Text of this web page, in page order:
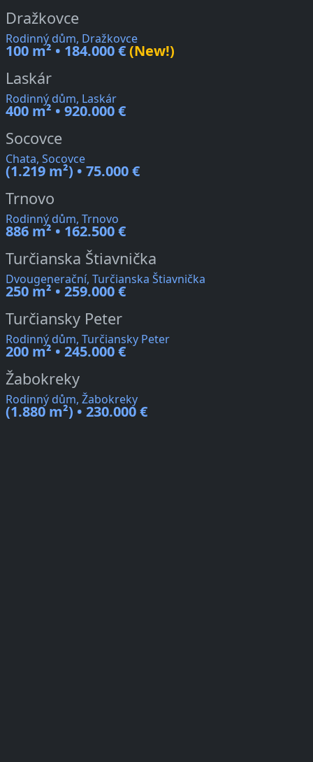
Dražkovce
Rodinný dům, Dražkovce
100 m² • 184.000 €(New!)
Laskár
Rodinný dům, Laskár
400 m² • 920.000 €
Socovce
Chata, Socovce
(1.219 m²) • 75.000 €
Trnovo
Rodinný dům, Trnovo
886 m² • 162.500 €
Turčianska Štiavnička
Dvougenerační, Turčianska Štiavnička
250 m² • 259.000 €
Turčiansky Peter
Rodinný dům, Turčiansky Peter
200 m² • 245.000 €
Žabokreky
Rodinný dům, Žabokreky
(1.880 m²) • 230.000 €